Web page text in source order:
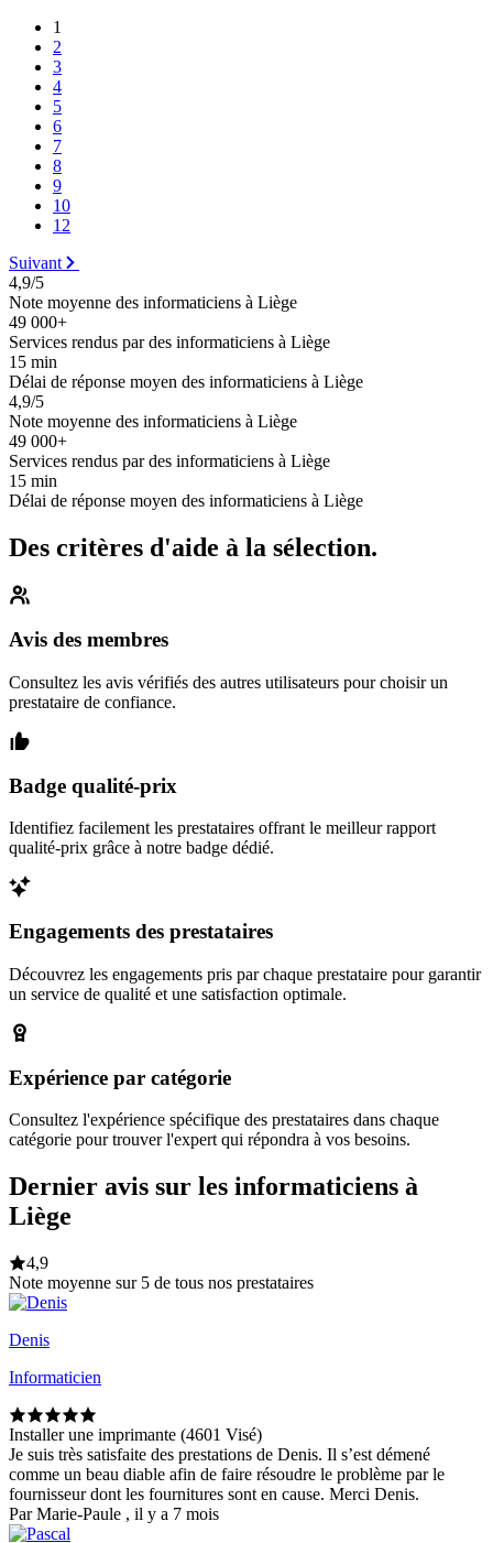
1
2
3
4
5
6
7
8
9
10
12
Suivant
4,9/5
Note moyenne des informaticiens à Liège
49 000+
Services rendus par des informaticiens à Liège
15 min
Délai de réponse moyen des informaticiens à Liège
4,9/5
Note moyenne des informaticiens à Liège
49 000+
Services rendus par des informaticiens à Liège
15 min
Délai de réponse moyen des informaticiens à Liège
Des critères d'aide à la sélection.
Avis des membres
Consultez les avis vérifiés des autres utilisateurs pour choisir un
prestataire de confiance.
Badge qualité-prix
Identifiez facilement les prestataires offrant le meilleur rapport
qualité-prix grâce à notre badge dédié.
Engagements des prestataires
Découvrez les engagements pris par chaque prestataire pour garantir
un service de qualité et une satisfaction optimale.
Expérience par catégorie
Consultez l'expérience spécifique des prestataires dans chaque
catégorie pour trouver l'expert qui répondra à vos besoins.
Dernier avis sur les informaticiens à
Liège
4,9
Note moyenne sur 5 de tous nos prestataires
Denis
Informaticien
Installer une imprimante (4601 Visé)
Je suis très satisfaite des prestations de Denis. Il s’est démené
comme un beau diable afin de faire résoudre le problème par le
fournisseur dont les fournitures sont en cause. Merci Denis.
Par Marie-Paule , il y a 7 mois